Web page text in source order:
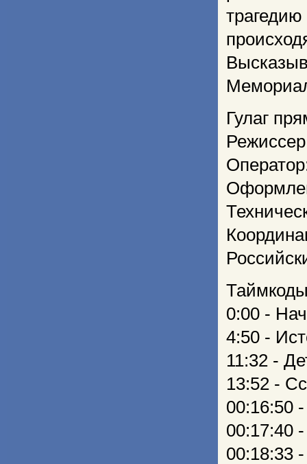
Гулаг
0:00 -
4:50 -
11:32 -
13:52 -
00:16:50
00:17:40
00:18:33